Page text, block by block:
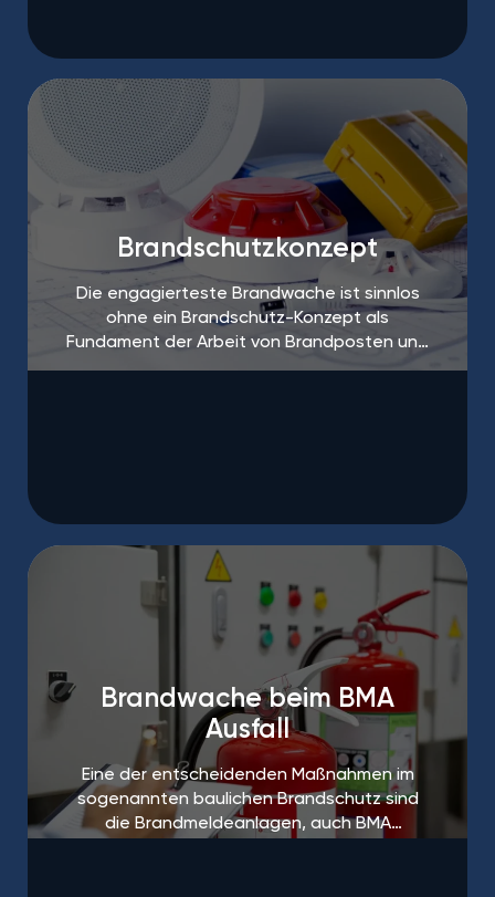
Brandschutzkonzept
Die engagierteste Brandwache ist sinnlos
ohne ein Brandschutz-Konzept als
Fundament der Arbeit von Brandposten und
Brandwache beim BMA
Ausfall
Eine der entscheidenden Maßnahmen im
sogenannten baulichen Brandschutz sind
die Brandmeldeanlagen, auch BMA